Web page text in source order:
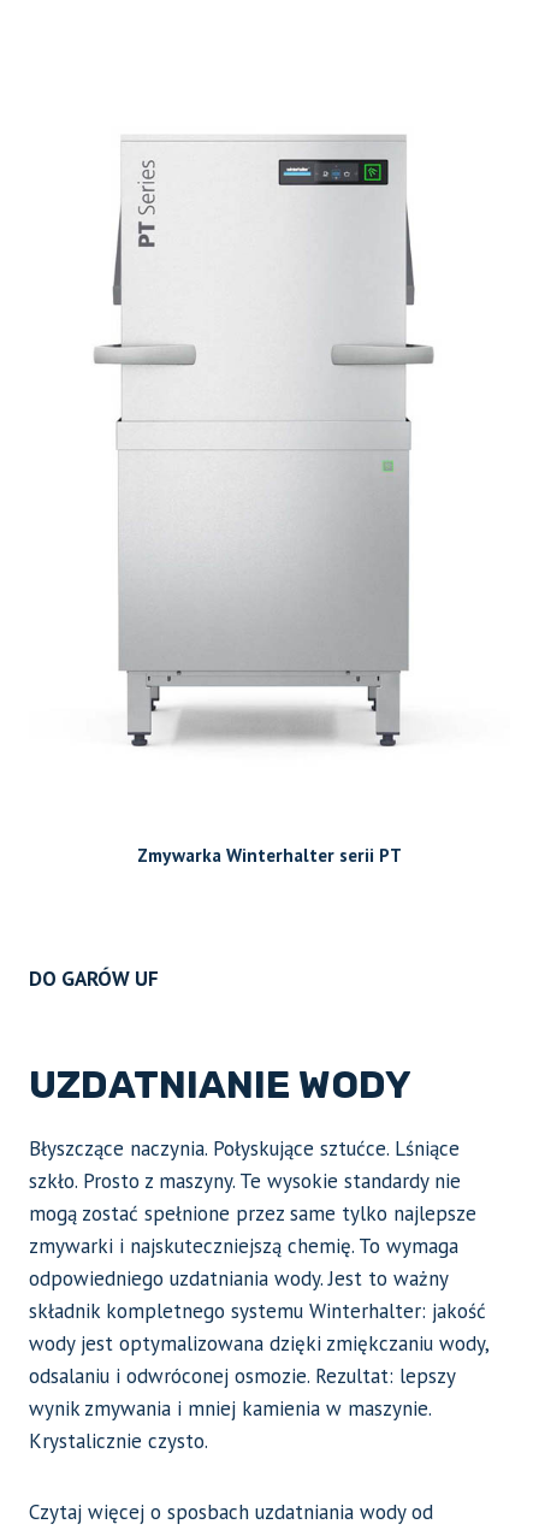
Zmywarka Winterhalter serii PT
DO GARÓW UF
UZDATNIANIE WODY
Błyszczące naczynia. Połyskujące sztućce. Lśniące
szkło. Prosto z maszyny. Te wysokie standardy nie
mogą zostać spełnione przez same tylko najlepsze
zmywarki i najskuteczniejszą chemię. To wymaga
odpowiedniego uzdatniania wody. Jest to ważny
składnik kompletnego systemu Winterhalter: jakość
wody jest optymalizowana dzięki zmiękczaniu wody,
odsalaniu i odwróconej osmozie. Rezultat: lepszy
wynik zmywania i mniej kamienia w maszynie.
Krystalicznie czysto.
Czytaj więcej o sposbach uzdatniania wody od